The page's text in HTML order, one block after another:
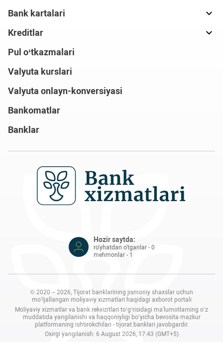
Bank kartalari
Kreditlar
Pul o‘tkazmalari
Valyuta kurslari
Valyuta onlayn-konversiyasi
Bankomatlar
Banklar
Hozir saytda:
ro'yhatdan o'tganlar - 0
mehmonlar - 1